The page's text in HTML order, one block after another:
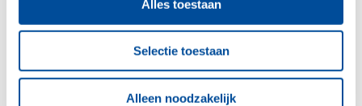
Alles toestaan
Selectie toestaan
Alleen noodzakelijk
contact.
Neem contact op